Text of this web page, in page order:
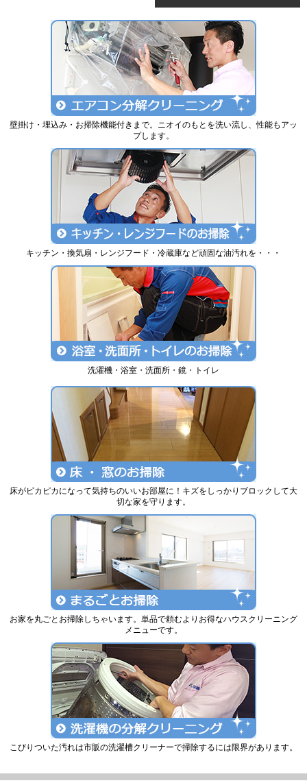
壁掛け・埋込み・お掃除機能付きまで。ニオイのもとを洗い流し、性能もアッ
プします。
キッチン・換気扇・レンジフード・冷蔵庫など頑固な油汚れを・・・
洗濯機・浴室・洗面所・鏡・トイレ
床がピカピカになって気持ちのいいお部屋に！キズをしっかりブロックして大
切な家を守ります。
お家を丸ごとお掃除しちゃいます。単品で頼むよりお得なハウスクリーニング
メニューです。
こびりついた汚れは市販の洗濯槽クリーナーで掃除するには限界があります。